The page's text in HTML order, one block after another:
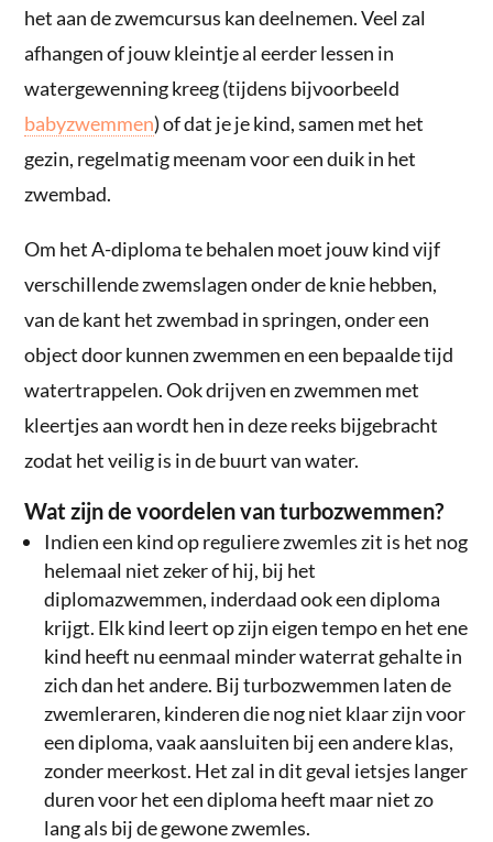
het aan de zwemcursus kan deelnemen. Veel zal
afhangen of jouw kleintje al eerder lessen in
watergewenning kreeg (tijdens bijvoorbeeld
babyzwemmen) of dat je je kind, samen met het
gezin, regelmatig meenam voor een duik in het
zwembad.
Om het A-diploma te behalen moet jouw kind vijf
verschillende zwemslagen onder de knie hebben,
van de kant het zwembad in springen, onder een
object door kunnen zwemmen en een bepaalde tijd
watertrappelen. Ook drijven en zwemmen met
kleertjes aan wordt hen in deze reeks bijgebracht
zodat het veilig is in de buurt van water.
Wat zijn de voordelen van turbozwemmen?
Indien een kind op reguliere zwemles zit is het nog
helemaal niet zeker of hij, bij het
diplomazwemmen, inderdaad ook een diploma
krijgt. Elk kind leert op zijn eigen tempo en het ene
kind heeft nu eenmaal minder waterrat gehalte in
zich dan het andere. Bij turbozwemmen laten de
zwemleraren, kinderen die nog niet klaar zijn voor
een diploma, vaak aansluiten bij een andere klas,
zonder meerkost. Het zal in dit geval ietsjes langer
duren voor het een diploma heeft maar niet zo
lang als bij de gewone zwemles.